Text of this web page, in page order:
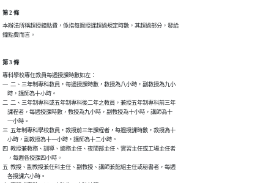
第 2 條
本辦法所稱超授鐘點費，係指每週授課超過規定時數，其超過部分，發給
第 3 條
專科學校專任教員每週授課時數如左：
一  二、三年制專科教員，每週授課時數，教授為八小時，副教授為九小
    時，講師為十小時。
二  二、三年制專科或五年制專科後二年之教員，兼授五年制專科前三年
    課程者，每週授課時數，教授為九小時，副教授為十小時，講師為十
    一小時。
三  五年制專科學校教員，教授前三年課程者，每週授課時數，教授為十
    小時，副教授為十一小時，講師為十二小時。
四  教授兼教務、訓導、總務主任、夜間部主任、實習主任或工場主任者
    ，每週各授課四小時。
五  教授、副教授兼任科主任、副教授、講師兼館組主任或秘書者，每週
    各授課六小時。